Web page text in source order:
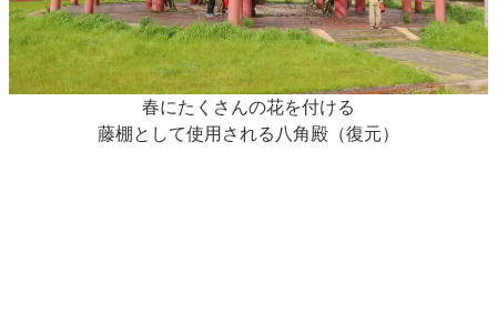
春にたくさんの花を付ける
藤棚として使用される八角殿（復元）